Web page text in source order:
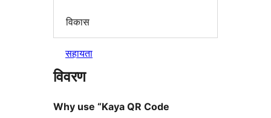
विकास
सहायता
विवरण
Why use “Kaya QR Code